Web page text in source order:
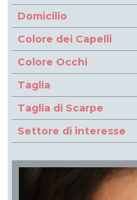
Domicilio
Colore dei Capelli
Colore Occhi
Taglia
Taglia di Scarpe
Settore di interesse